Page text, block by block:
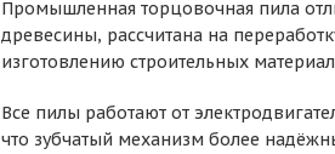
Промышленная торцовочная пила
древесины, рассчитана на
изготовлению строительных
Все пилы работают от
что зубчатый механизм более